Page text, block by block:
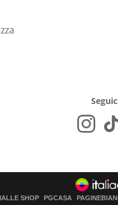
SHOP PGCASA